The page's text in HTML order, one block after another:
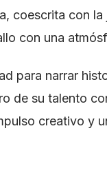
coescrita con la
con una
para narrar
de su talento
creativo y